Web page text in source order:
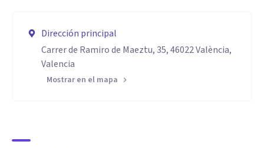
Dirección principal
Carrer de Ramiro de Maeztu, 35, 46022 València,
Valencia
Mostrar en el mapa